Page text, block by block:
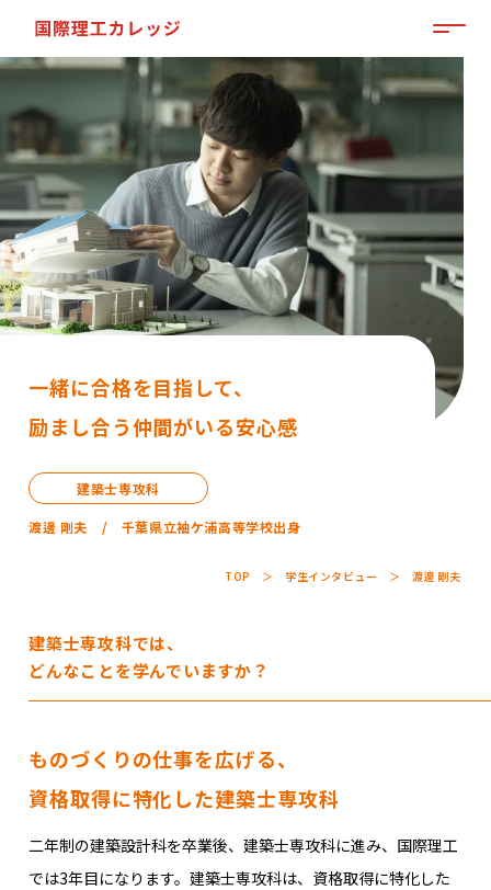
「来て」「見て」「体験」しよう
OPEN CAMPUS
資料請求はこちらから
学校案内
入学案内
一緒に合格を目指して、
励まし合う仲間がいる安心感
建築士専攻科
渡邊 剛夫 / 千葉県立袖ケ浦高等学校出身
TOP 学生インタビュー 渡邊 剛夫
建築士専攻科では、
どんなことを学んでいますか？
ものづくりの仕事を広げる、
資格取得に特化した建築士専攻科
二年制の建築設計科を卒業後、建築士専攻科に進み、国際理工
では3年目になります。建築士専攻科は、資格取得に特化した